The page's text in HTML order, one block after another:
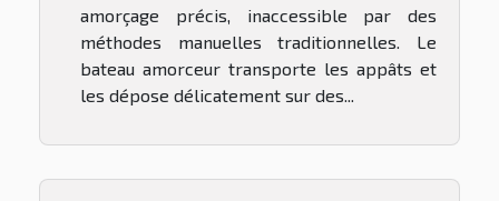
amorçage précis, inaccessible par des
méthodes manuelles traditionnelles. Le
bateau amorceur transporte les appâts et
les dépose délicatement sur des...